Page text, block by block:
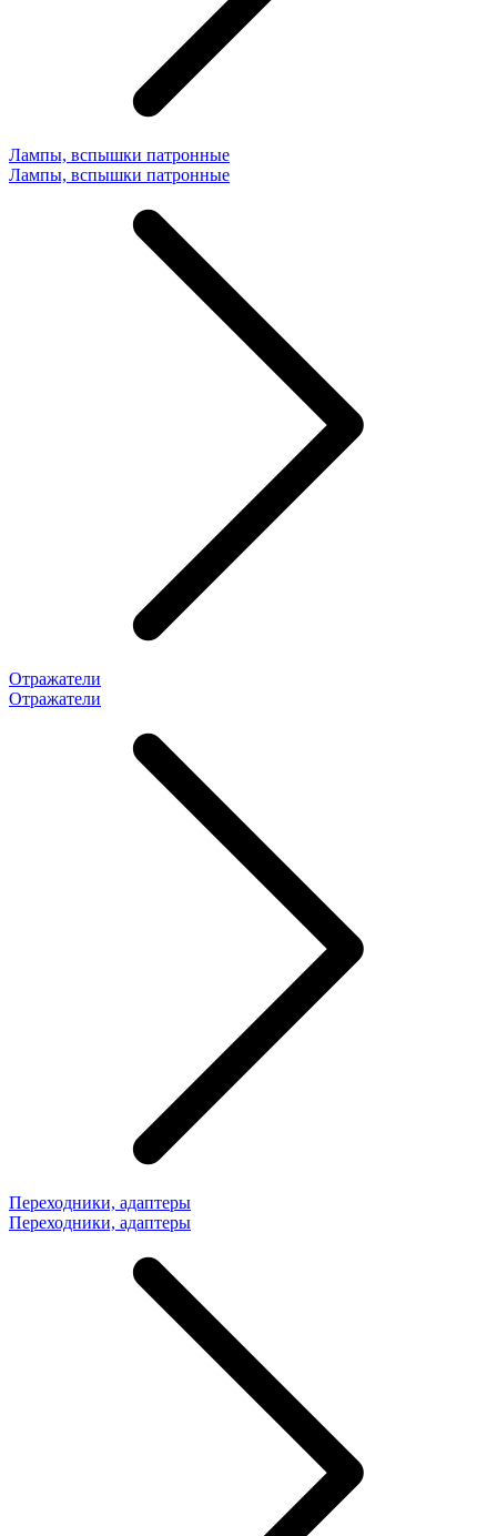
Лампы, вспышки патронные
Лампы, вспышки патронные
Отражатели
Отражатели
Переходники, адаптеры
Переходники, адаптеры